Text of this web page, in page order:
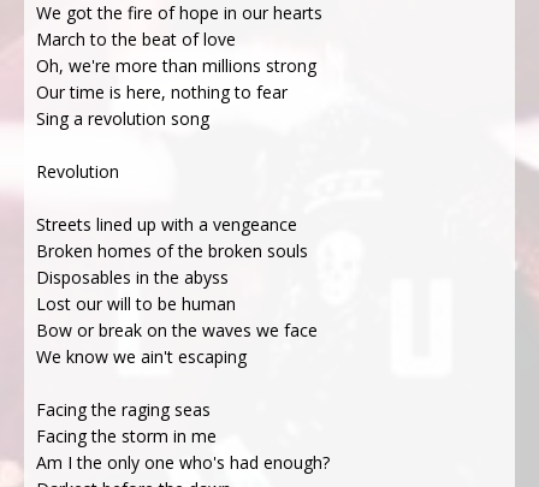
We got the fire of hope in our hearts
March to the beat of love
Oh, we're more than millions strong
Our time is here, nothing to fear
Sing a revolution song
Revolution
Streets lined up with a vengeance
Broken homes of the broken souls
Disposables in the abyss
Lost our will to be human
Bow or break on the waves we face
We know we ain't escaping
Facing the raging seas
Facing the storm in me
Am I the only one who's had enough?